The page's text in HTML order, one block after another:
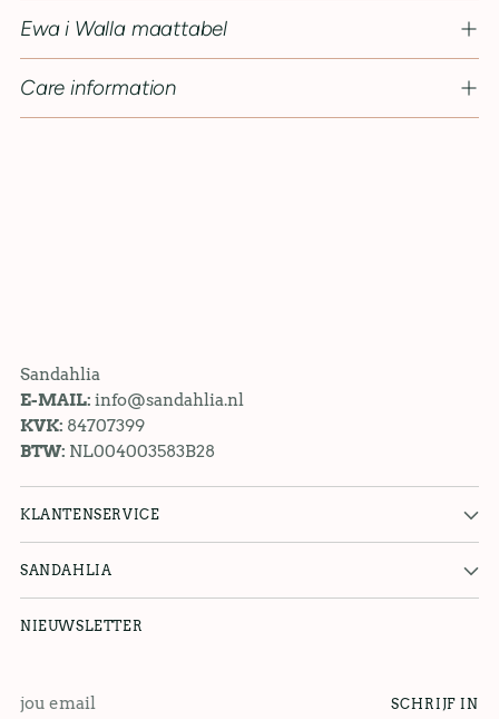
Ewa i Walla maattabel
Care information
Sandahlia
E-MAIL: info@sandahlia.nl
KVK: 84707399
BTW: NL004003583B28
KLANTENSERVICE
SANDAHLIA
NIEUWSLETTER
email
SCHRIJF IN